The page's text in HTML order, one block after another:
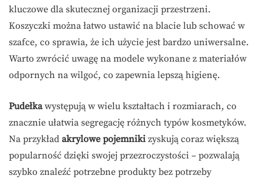
kluczowe dla skutecznej organizacji przestrzeni.
Koszyczki można łatwo ustawić na blacie lub schować w
szafce, co sprawia, że ich użycie jest bardzo uniwersalne.
Warto zwrócić uwagę na modele wykonane z materiałów
odpornych na wilgoć, co zapewnia lepszą higienę.
Pudełkawystępują w wielu kształtach i rozmiarach, co
znacznie ułatwia segregację różnych typów kosmetyków.
Na przykład akrylowe pojemniki zyskują coraz większą
popularność dzięki swojej przezroczystości – pozwalają
szybko znaleźć potrzebne produkty bez potrzeby